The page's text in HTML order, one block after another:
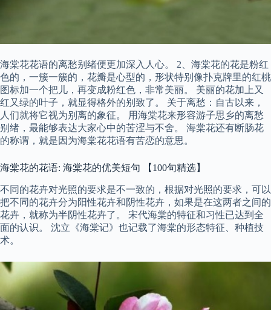
海棠花花语的离愁别绪便更加深入人心。 2、海棠花的花是粉红
色的，一簇一簇的，花瓣是心型的，形状特别像扑克牌里的红桃
图标加一个把儿，再变成粉红色，非常美丽。 美丽的花加上又
红又绿的叶子，就显得格外的别致了。 关于离愁：自古以来，
人们就将它视为别离的象征。 用海棠花来形容游子思乡的离愁
别绪，最能够表达大家心中的苦涩与不舍。 海棠花还有断肠花
的称谓，就是因为海棠花花语有苦恋的意思。
海棠花的花语: 海棠花的优美短句 【100句精选】
不同的花卉对光照的要求是不一致的，根据对光照的要求，可以
把不同的花卉分为阳性花卉和阴性花卉，如果是在这两者之间的
花卉，就称为半阴性花卉了。 宋代海棠的特征和习性已达到全
面的认识。 沈立《海棠记》也记载了海棠的形态特征、种植技
术。